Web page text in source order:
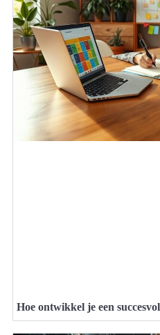
Hoe ontwikkel je een